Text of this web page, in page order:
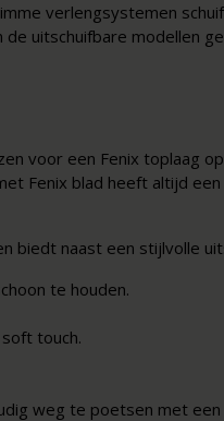
verlengsystemen
uitschuifbare modellen
voor een Fenix toplaag
Fenix blad heeft altijd
biedt naast een stijlvolle
te houden.
touch.
weg te poetsen met